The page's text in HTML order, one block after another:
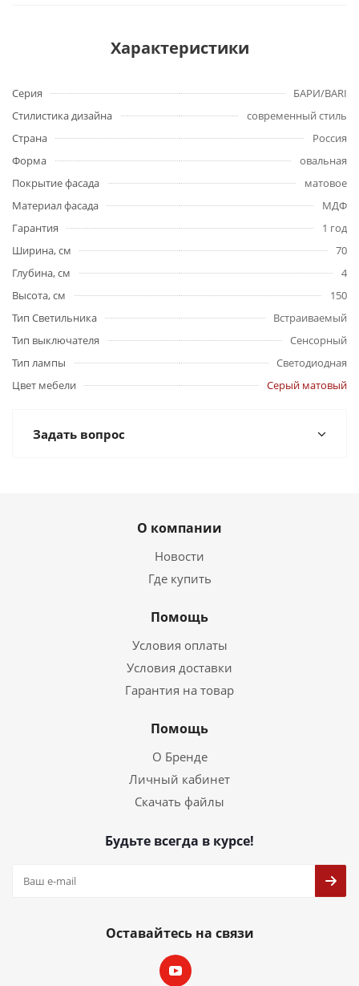
Характеристики
Серия
БАРИ/BARI
Стилистика дизайна
современный стиль
Страна
Россия
Форма
овальная
Покрытие фасада
матовое
Материал фасада
МДФ
Гарантия
1 год
Ширина, см
70
Глубина, см
4
Высота, см
150
Тип Светильника
Встраиваемый
Тип выключателя
Сенсорный
Тип лампы
Светодиодная
Цвет мебели
Серый матовый
Задать вопрос
О компании
Новости
Где купить
Помощь
Условия оплаты
Условия доставки
Гарантия на товар
Помощь
О Бренде
Личный кабинет
Скачать файлы
Будьте всегда в курсе!
Оставайтесь на связи